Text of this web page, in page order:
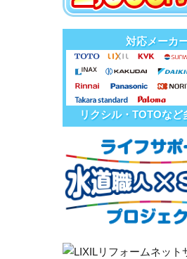
対応メーカ
リクシル・TOTOなど